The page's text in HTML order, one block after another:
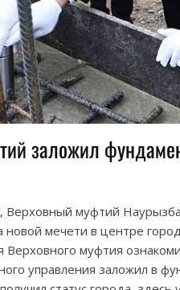
заложил
муфтий
новой мечети в центре
Верховного муфтия
управления заложил в